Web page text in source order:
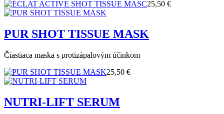
25,50 €
PUR SHOT TISSUE MASK
Čiastiaca maska s protizápalovým účinkom
25,50 €
NUTRI-LIFT SERUM